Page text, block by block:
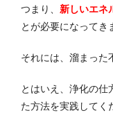
つまり、 新しいエネ
とが必要になってき
それには、溜まった
とはいえ、浄化の仕
た方法を実践してく